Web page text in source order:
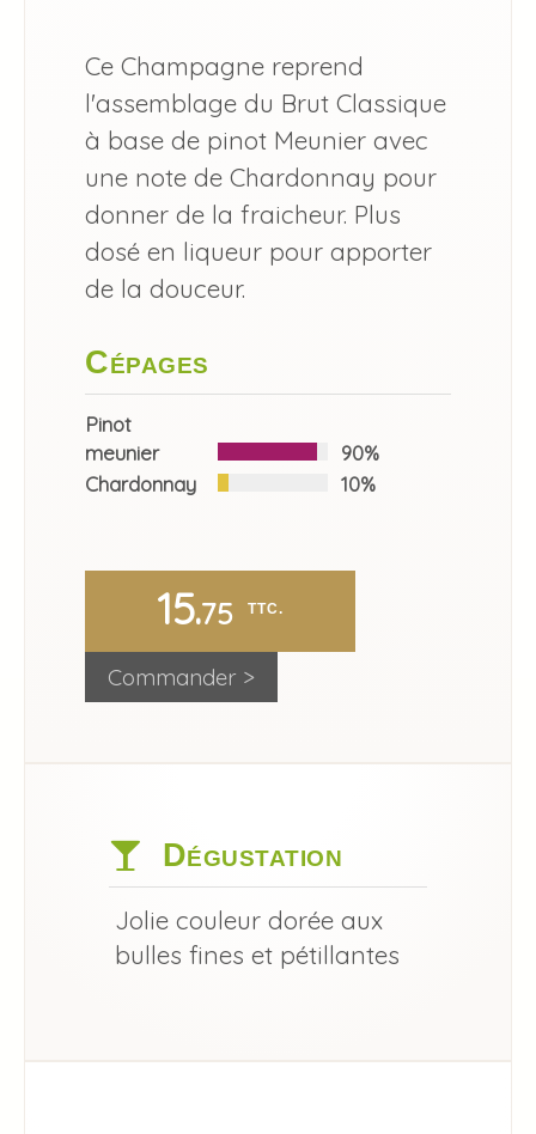
Ce Champagne reprend
l'assemblage du Brut Classique
à base de pinot Meunier avec
une note de Chardonnay pour
donner de la fraicheur. Plus
dosé en liqueur pour apporter
de la douceur.
Cépages
Pinot
meunier
90%
Chardonnay
10%
15.75  TTC.
Commander >
Dégustation
Jolie couleur dorée aux
bulles fines et pétillantes